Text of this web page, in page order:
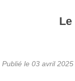
Le
Publié le 03 avril 2025